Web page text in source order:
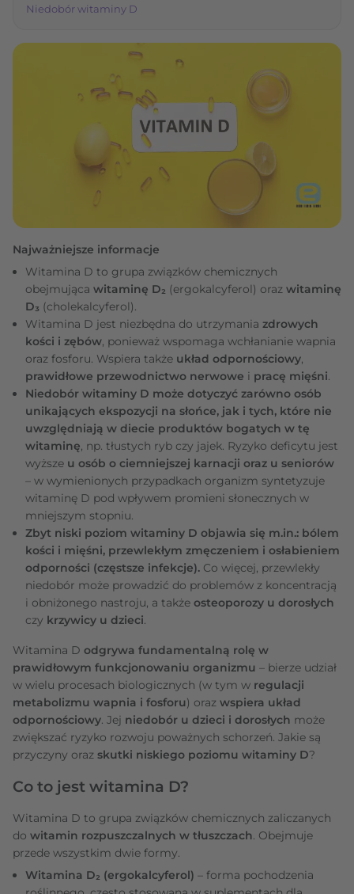
Niedobór witaminy D
Najważniejsze informacje
Witamina D to grupa związków chemicznych
obejmująca witaminę D₂ (ergokalcyferol) oraz witaminę
D₃ (cholekalcyferol).
Witamina D jest niezbędna do utrzymania zdrowych
kości i zębów, ponieważ wspomaga wchłanianie wapnia
oraz fosforu. Wspiera także układ odpornościowy,
prawidłowe przewodnictwo nerwowe i pracę mięśni.
Niedobór witaminy D może dotyczyć zarówno osób
unikających ekspozycji na słońce, jak i tych, które nie
uwzględniają w diecie produktów bogatych w tę
witaminę, np. tłustych ryb czy jajek. Ryzyko deficytu jest
wyższe u osób o ciemniejszej karnacji oraz u seniorów
– w wymienionych przypadkach organizm syntetyzuje
witaminę D pod wpływem promieni słonecznych w
mniejszym stopniu.
Zbyt niski poziom witaminy D objawia się m.in.: bólem
kości i mięśni, przewlekłym zmęczeniem i osłabieniem
odporności (częstsze infekcje). Co więcej, przewlekły
niedobór może prowadzić do problemów z koncentracją
i obniżonego nastroju, a także osteoporozy u dorosłych
czy krzywicy u dzieci.
Witamina D odgrywa fundamentalną rolę w
prawidłowym funkcjonowaniu organizmu – bierze udział
w wielu procesach biologicznych (w tym w regulacji
metabolizmu wapnia i fosforu) oraz wspiera układ
odpornościowy. Jej niedobór u dzieci i dorosłych może
zwiększać ryzyko rozwoju poważnych schorzeń. Jakie są
przyczyny oraz skutki niskiego poziomu witaminy D?
Co to jest witamina D?
Witamina D to grupa związków chemicznych zaliczanych
do witamin rozpuszczalnych w tłuszczach. Obejmuje
przede wszystkim dwie formy.
Witamina D₂ (ergokalcyferol) – forma pochodzenia